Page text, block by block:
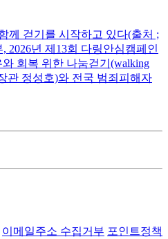
께 걷기를 시작하고 있다(출처 ;
2026년 제13회 다링안심캠페인
회복 위한 나눔걷기(walking
관 정성호)와 전국 범죄피해자
이메일주소 수집거부 포인트정책